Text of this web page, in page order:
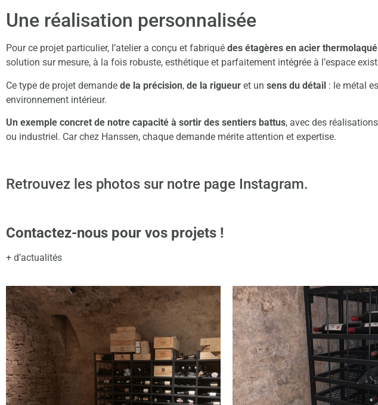
Une réalisation personnalisée
Pour ce projet particulier, l’atelier a conçu et fabriqué des étagères en acier thermolaqué
solution sur mesure, à la fois robuste, esthétique et parfaitement intégrée à l’espace
Ce type de projet demande de la précision, de la rigueur et un sens du détail : le métal
environnement intérieur.
Un exemple concret de notre capacité à sortir des sentiers battus, avec des
ou industriel. Car chez Hanssen, chaque demande mérite attention et expertise.
Retrouvez les photos sur notre page Instagram.
Contactez-nous pour vos projets !
+ d’actualités